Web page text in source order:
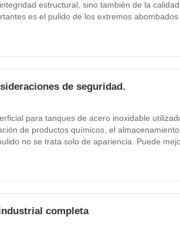
estructural, sino también de la
es el pulido de los extremos abombados
de seguridad.
para tanques de acero inoxidable
de productos químicos, el
no se trata solo de apariencia. Puede
completa